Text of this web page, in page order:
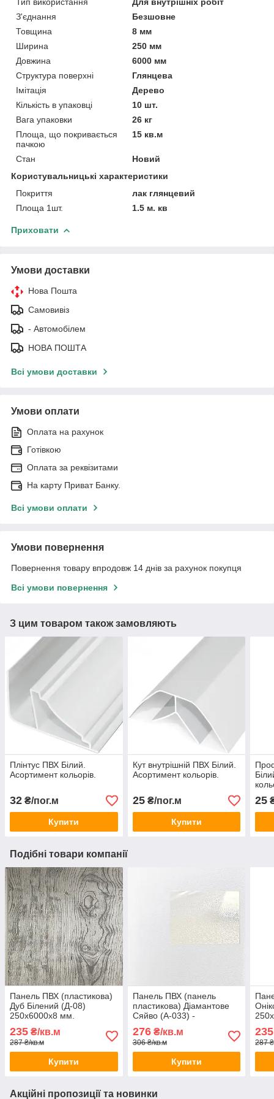
З'єднання
Безшовне
Товщина
8 мм
Ширина
250 мм
Довжина
6000 мм
Структура поверхні
Глянцева
Імітація
Дерево
Кількість в упаковці
10 шт.
Вага упаковки
26 кг
Площа, що покривається
пачкою
15 кв.м
Стан
Новий
Користувальницькі характеристики
Покриття
лак глянцевий
Площа 1шт.
1.5 м. кв
Приховати
Умови доставки
Нова Пошта
Самовивіз
- Автомобілем
НОВА ПОШТА
Всі умови доставки
Умови оплати
Оплата на рахунок
Готівкою
Оплата за реквізитами
На карту Приват Банку.
Всі умови оплати
Умови повернення
Повернення товару впродовж 14 днів за рахунок покупця
Всі умови повернення
З цим товаром також замовляють
Плінтус ПВХ Білий.
Асортимент кольорів.
32 ₴/пог.м
Купити
Кут внутрішній ПВХ Білий.
Асортимент кольорів.
25₴/пог.м
Купити
25
Подібні товари компанії
Панель ПВХ (пластикова)
Дуб Білений (Д-08)
250х6000х8 мм.
235 ₴/кв.м
287 ₴/кв.м
Купити
Панель ПВХ (панель
пластикова) Діамантове
Сяйво (А-033) -
276₴/кв.м
306 ₴/кв.м
Купити
235
287
Акційні пропозиції та новинки